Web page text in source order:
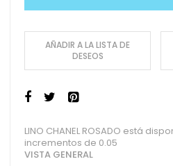
AÑADIR A LA LISTA DE
DESEOS
LINO CHANEL ROSADO está
incrementos de 0.05
VISTA GENERAL